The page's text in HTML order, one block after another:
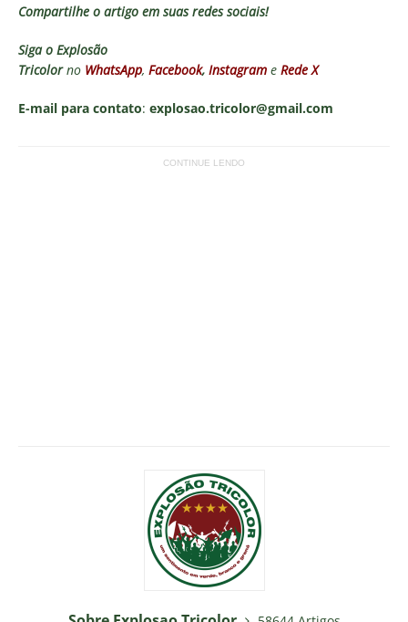
Compartilhe o artigo em suas redes sociais!
Siga o Explosão
Tricolorno WhatsApp, Facebook, Instagram e Rede X
E-mail para contato: explosao.tricolor@gmail.com
CONTINUE LENDO